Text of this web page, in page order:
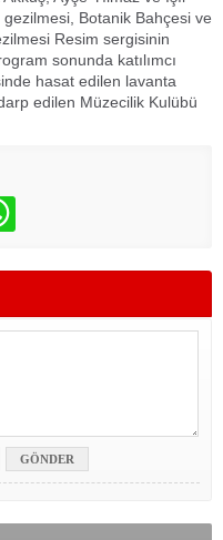
Botanik Bahçesi ve
Resim sergisinin
sonunda katılımcı
hasat edilen lavanta
edilen Müzecilik Kulübü